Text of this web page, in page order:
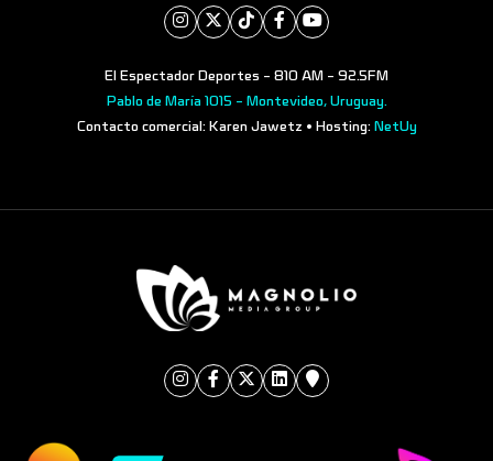
El Espectador Deportes - 810 AM - 92.5FM
Pablo de María 1015 - Montevideo, Uruguay.
Contacto comercial: Karen Jawetz • Hosting: NetUy